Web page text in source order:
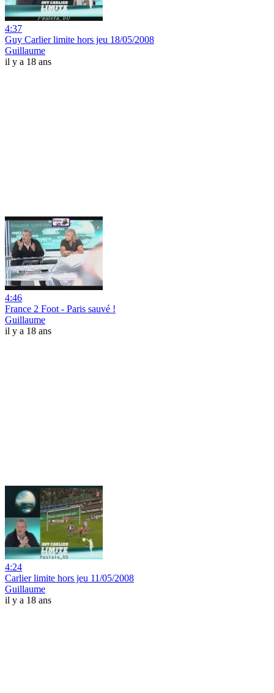
4:37
Guy Carlier limite hors jeu 18/05/2008
Guillaume
il y a 18 ans
4:46
France 2 Foot - Paris sauvé !
Guillaume
il y a 18 ans
4:24
Carlier limite hors jeu 11/05/2008
Guillaume
il y a 18 ans